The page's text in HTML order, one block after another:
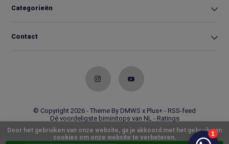
Categorieën
Contact
© Copyright 2026 - Theme By DMWS x Plus+ - RSS-feed
Dé voordeligste biminitops van NL - Ratings
Door het gebruiken van onze website, ga je akkoord met het gebruik van
cookies om onze website te verbeteren.